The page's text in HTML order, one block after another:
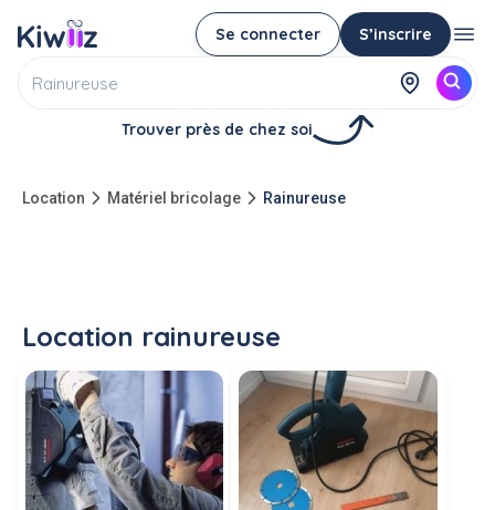
Se connecter S’inscrire
Trouver près de chez soi
Location Matériel bricolage Rainureuse
Location rainureuse